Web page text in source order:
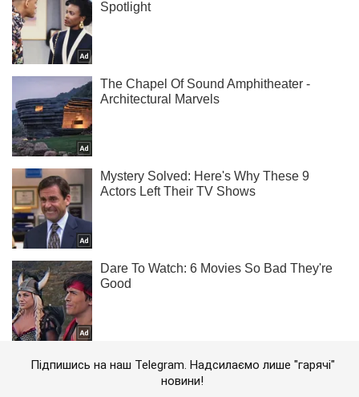
Підпишись на наш Telegram. Надсилаємо лише "гарячі"
новини!